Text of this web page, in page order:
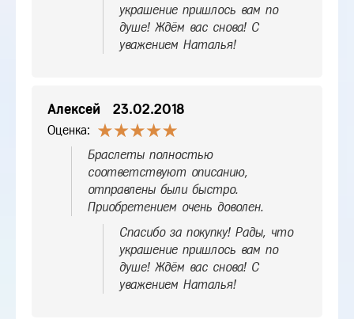
украшение пришлось вам по
душе! Ждём вас снова! С
уважением Наталья!
Алексей 23.02.2018
Оценка:
Браслеты полностью
соответствуют описанию,
отправлены были быстро.
Приобретением очень доволен.
Спасибо за покупку! Рады, что
украшение пришлось вам по
душе! Ждём вас снова! С
уважением Наталья!